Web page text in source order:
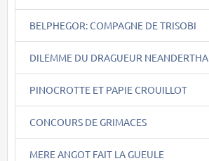
BELPHEGOR: COMPAGNE DE TRISOBI
DILEMME DU DRAGUEUR NEANDERTHA
PINOCROTTE ET PAPIE CROUILLOT
CONCOURS DE GRIMACES
MERE ANGOT FAIT LA GUEULE